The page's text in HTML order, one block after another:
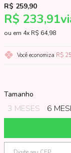
R$ 233,91
R$ 259,90
4x R$ 64,98
Você economiza R$
Tamanho
3 MESES 6